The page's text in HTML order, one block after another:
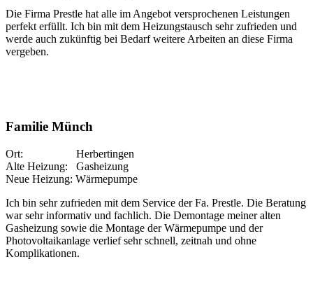
Die Firma Prestle hat alle im Angebot versprochenen Leistungen
perfekt erfüllt. Ich bin mit dem Heizungstausch sehr zufrieden und
werde auch zukünftig bei Bedarf weitere Arbeiten an diese Firma
vergeben.
Familie Münch
Ort: Herbertingen
Alte Heizung: Gasheizung
Neue Heizung: Wärmepumpe
Ich bin sehr zufrieden mit dem Service der Fa. Prestle. Die Beratung
war sehr informativ und fachlich. Die Demontage meiner alten
Gasheizung sowie die Montage der Wärmepumpe und der
Photovoltaikanlage verlief sehr schnell, zeitnah und ohne
Komplikationen.